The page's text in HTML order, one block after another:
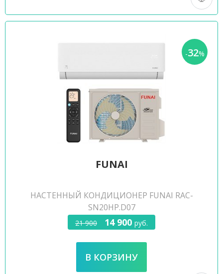
-32%
FUNAI
НАСТЕННЫЙ КОНДИЦИОНЕР FUNAI RAC-
SN20HP.D07
21 900 14 900 руб.